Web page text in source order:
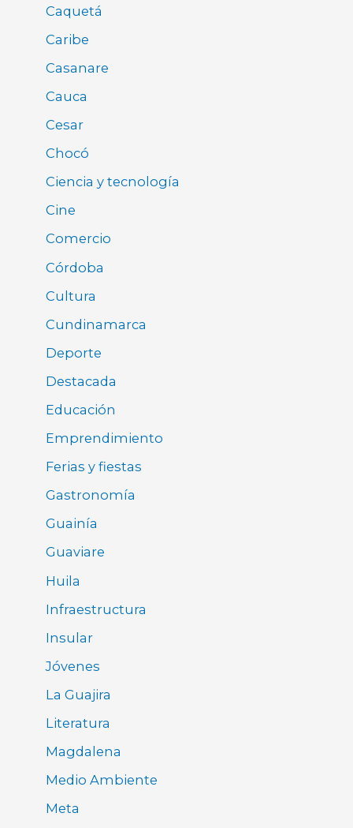
Caquetá
Caribe
Casanare
Cauca
Cesar
Chocó
Ciencia y tecnología
Cine
Comercio
Córdoba
Cultura
Cundinamarca
Deporte
Destacada
Educación
Emprendimiento
Ferias y fiestas
Gastronomía
Guainía
Guaviare
Huila
Infraestructura
Insular
Jóvenes
La Guajira
Literatura
Magdalena
Medio Ambiente
Meta